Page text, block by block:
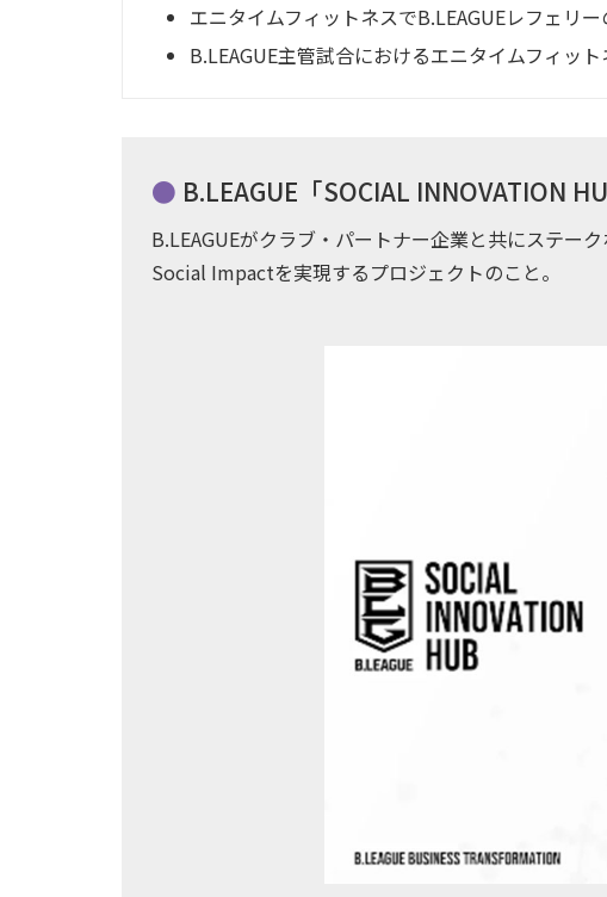
エニタイムフィットネスでB.LEAGUEレフェリ
B.LEAGUE主管試合におけるエニタイムフィッ
B.LEAGUE「SOCIAL INNOVATION
B.LEAGUEがクラブ・パートナー企業と共にステー
Social Impactを実現するプロジェクトのこと。